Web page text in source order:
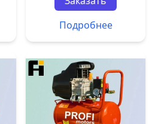
Подробнее